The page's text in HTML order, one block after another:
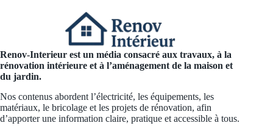
Renov-Interieur est un média consacré aux travaux, à la
rénovation intérieure et à l’aménagement de la maison et
du jardin.
Nos contenus abordent l’électricité, les équipements, les
matériaux, le bricolage et les projets de rénovation, afin
d’apporter une information claire, pratique et accessible à tous.